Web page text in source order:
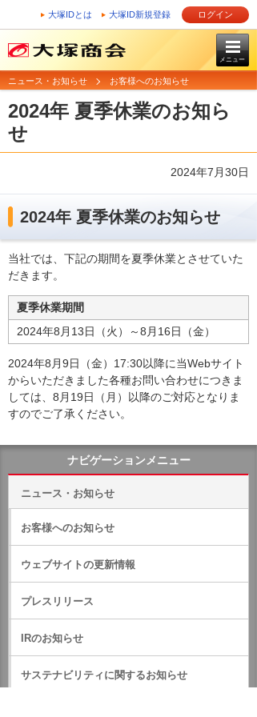
大塚IDとは 大塚ID新規登録 ログイン
メニュー
ニュース・お知らせ お客様へのお知らせ
2024年 夏季休業のお知ら
せ
2024年7月30日
2024年 夏季休業のお知らせ
当社では、下記の期間を夏季休業とさせていた
だきます。
夏季休業期間
2024年8月13日（火）～8月16日（金）
2024年8月9日（金）17:30以降に当Webサイト
からいただきました各種お問い合わせにつきま
しては、8月19日（月）以降のご対応となりま
すのでご了承ください。
ナビゲーションメニュー
ニュース・お知らせ
お客様へのお知らせ
ウェブサイトの更新情報
プレスリリース
IRのお知らせ
サステナビリティに関するお知らせ